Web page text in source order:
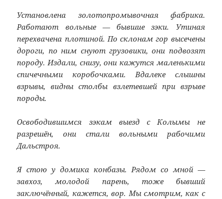
Установлена золотопромывочная фабрика.
Работают вольные — бывшие зэки. Утиная
перехвачена плотиной. По склонам гор высечены
дороги, по ним снуют грузовики, они подвозят
породу. Издали, снизу, они кажутся маленькими
спичечными коробочками. Вдалеке слышны
взрывы, видны столбы взлетевшей при взрыве
породы.
Освободившимся зэкам выезд с Колымы не
разрешён, они стали вольными рабочими
Дальстроя.
Я стою у домика конбазы. Рядом со мной —
завхоз, молодой парень, тоже бывший
заключённый, кажется, вор. Мы смотрим, как с